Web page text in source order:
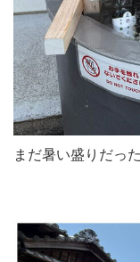
まだ暑い盛りだっ